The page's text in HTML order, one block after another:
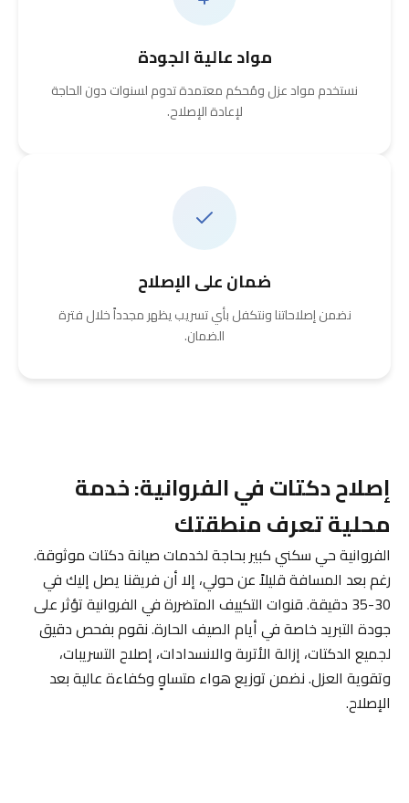
مواد عالية الجودة
نستخدم مواد عزل ومُحكم معتمدة تدوم لسنوات دون الحاجة
لإعادة الإصلاح.
ضمان على الإصلاح
نضمن إصلاحاتنا ونتكفل بأي تسريب يظهر مجدداً خلال فترة
الضمان.
إصلاح دكتات في الفروانية: خدمة
محلية تعرف منطقتك
الفروانية حي سكني كبير بحاجة لخدمات صيانة دكتات موثوقة.
رغم بعد المسافة قليلاً عن حولي، إلا أن فريقنا يصل إليك في
30-35 دقيقة. قنوات التكييف المتضررة في الفروانية تؤثر على
جودة التبريد خاصة في أيام الصيف الحارة. نقوم بفحص دقيق
لجميع الدكتات، إزالة الأتربة والانسدادات، إصلاح التسريبات،
وتقوية العزل. نضمن توزيع هواء متساوٍ وكفاءة عالية بعد
الإصلاح.